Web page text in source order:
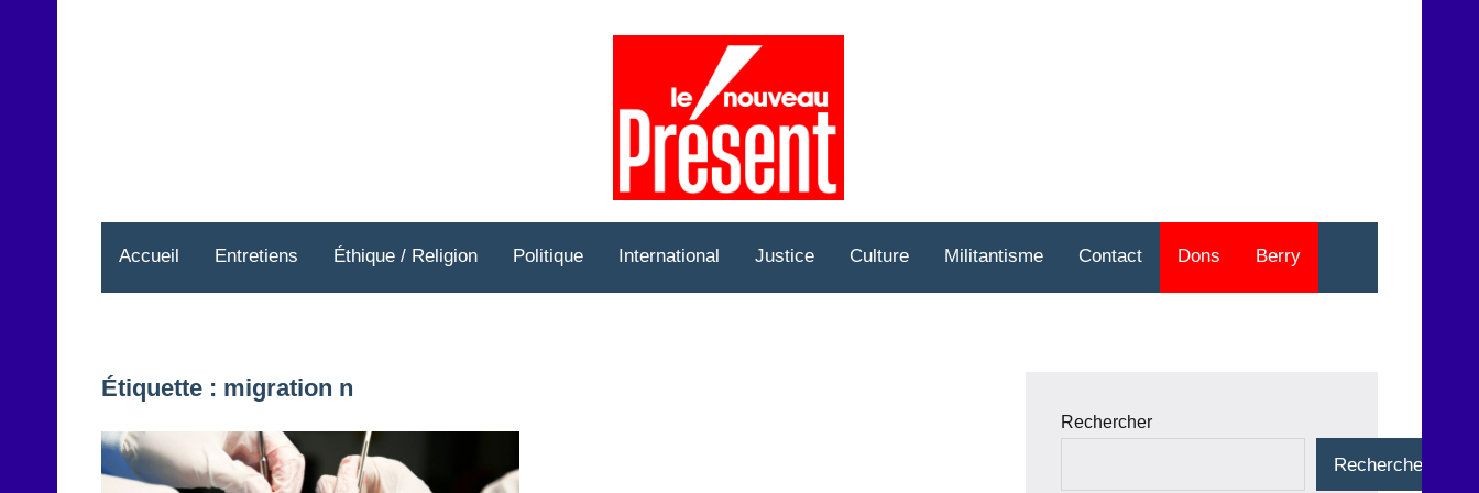
Accueil Entretiens Éthique / Religion Politique International Justice Culture Militantisme Contact Dons Berry
Étiquette : migration n
Rechercher
Rechercher